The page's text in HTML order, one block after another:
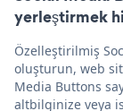
yerleştirmek
Özelleştirilmiş
oluşturun, web
Media Buttons
altbilginize veya